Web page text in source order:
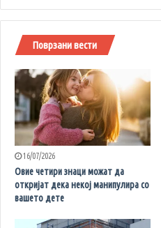
Поврзани вести
16/07/2026
Овие четири знаци можат да
откријат дека некој манипулира со
вашето дете